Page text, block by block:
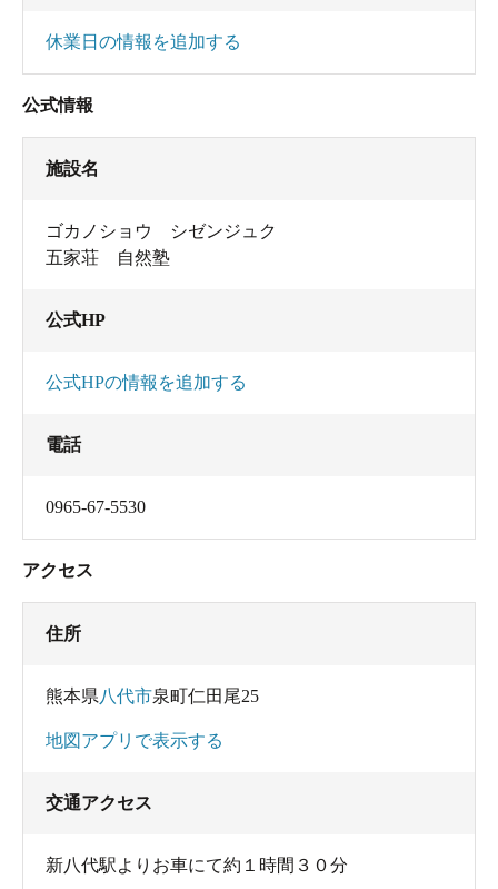
休業日の情報を追加する
公式情報
施設名
ゴカノショウ シゼンジュク
五家荘 自然塾
公式HP
公式HPの情報を追加する
電話
0965-67-5530
アクセス
住所
熊本県八代市泉町仁田尾25
地図アプリで表示する
交通アクセス
新八代駅よりお車にて約１時間３０分